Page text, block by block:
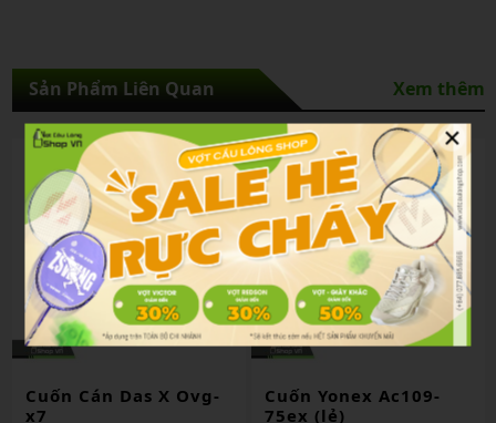
Sản Phẩm Liên Quan Xem thêm
Cuốn Cán Das X Ovg-
x7
Cuốn Yonex Ac109-
75ex (lẻ)
×